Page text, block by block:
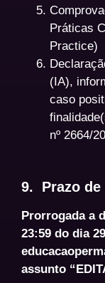
Práticas
Practice)
(IA),
caso
nº 2664/
9. Prazo de
Prorrogada a
23:59 do dia
assunto